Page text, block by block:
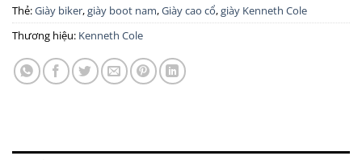
Thẻ:Giày biker,giày boot nam,Giày cao cổ,giày Kenneth Cole
Thương hiệu: Kenneth Cole